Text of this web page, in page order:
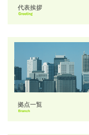
代表挨拶
拠点一覧